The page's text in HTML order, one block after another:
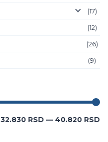
(17)
(12)
(26)
(9)
32.830 RSD — 40.820 RSD